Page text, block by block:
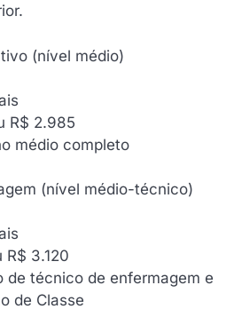
(nível médio)
R$ 2.985
médio completo
(nível médio-técnico)
R$ 3.120
de técnico de enfermagem e
de Classe